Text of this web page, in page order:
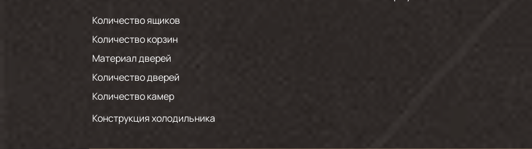
Количество ящиков
Количество корзин
Материал дверей
Количество дверей
Количество камер
Конструкция холодильника